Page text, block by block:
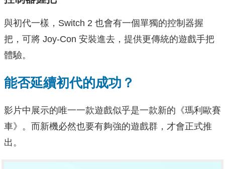
與初代一樣，Switch 2 也會有一個單獨的控制器握
把，可將 Joy-Con 安裝進去，提供更傳統的遊戲手把
體驗。
能否延續初代的成功？
影片中展示的唯一一款遊戲似乎是一款新的《瑪利歐賽
車》。而新機必然也要有夠強的遊戲群，才會正式推
出。